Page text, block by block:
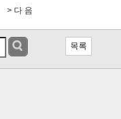
> 다 음
목록